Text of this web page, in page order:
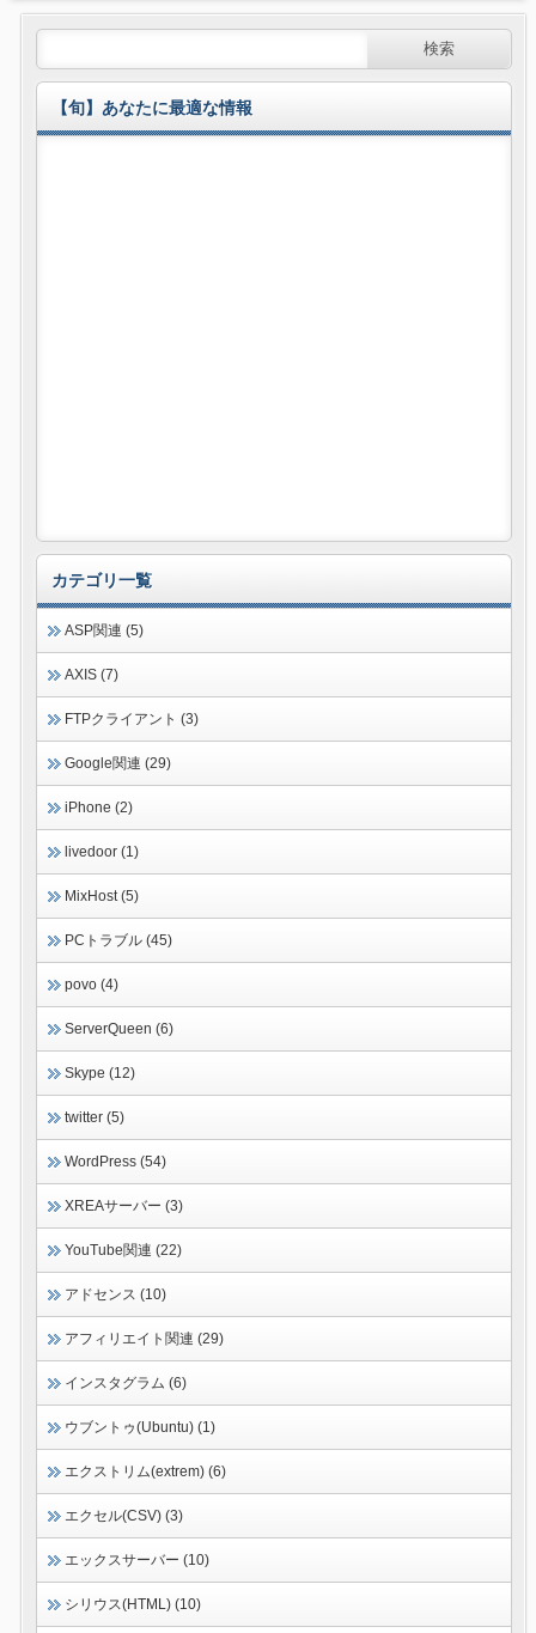
【旬】あなたに最適な情報
カテゴリ一覧
ASP関連 (5)
AXIS (7)
FTPクライアント (3)
Google関連 (29)
iPhone (2)
livedoor (1)
MixHost (5)
PCトラブル (45)
povo (4)
ServerQueen (6)
Skype (12)
twitter (5)
WordPress (54)
XREAサーバー (3)
YouTube関連 (22)
アドセンス (10)
アフィリエイト関連 (29)
インスタグラム (6)
ウブントゥ(Ubuntu) (1)
エクストリム(extrem) (6)
エクセル(CSV) (3)
エックスサーバー (10)
シリウス(HTML) (10)